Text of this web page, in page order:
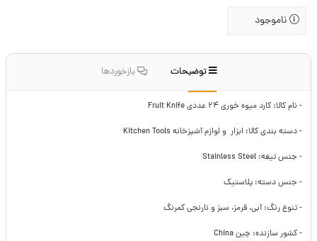
ناموجود
توضیحات بازخوردها
- نام کالا: کارد میوه خوری ۲۴ عددی Fruit Knife
- دسته بندی کالا: ابزار و لوازم آشپزخانه Kitchen Tools
- جنس تیغه: Stainless Steel
- جنس دسته: پلاستیک
- تنوع رنگ: آبی، قرمز، سبز و نارنجی کمرنگ
- کشور سازنده: چین China